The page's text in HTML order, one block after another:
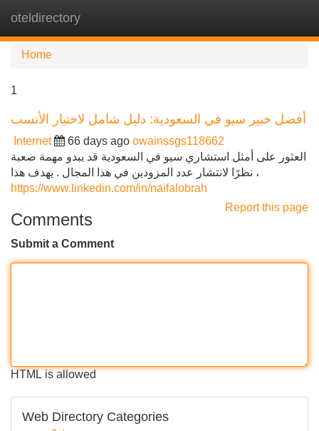
oteldirectory
Home
1
أفضل خبير سيو في السعودية: دليل شامل لاختيار الأنسب
Internet 66 days ago owainssgs118662
العثور على أمثل استشاري سيو في السعودية قد يبدو مهمة صعبة
، نظرًا لانتشار عدد المزودين في هذا المجال . يهدف هذا
https://www.linkedin.com/in/naifalobrah
Report this page
Comments
Submit a Comment
HTML is allowed
Web Directory Categories